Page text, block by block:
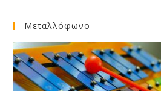
Μεταλλόφωνο